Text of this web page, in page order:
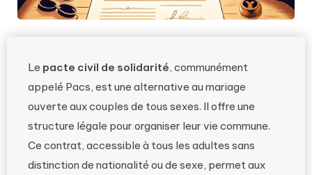
Le pacte civil de solidarité, communément
appelé Pacs, est une alternative au mariage
ouverte aux couples de tous sexes. Il offre une
structure légale pour organiser leur vie commune.
Ce contrat, accessible à tous les adultes sans
distinction de nationalité ou de sexe, permet aux